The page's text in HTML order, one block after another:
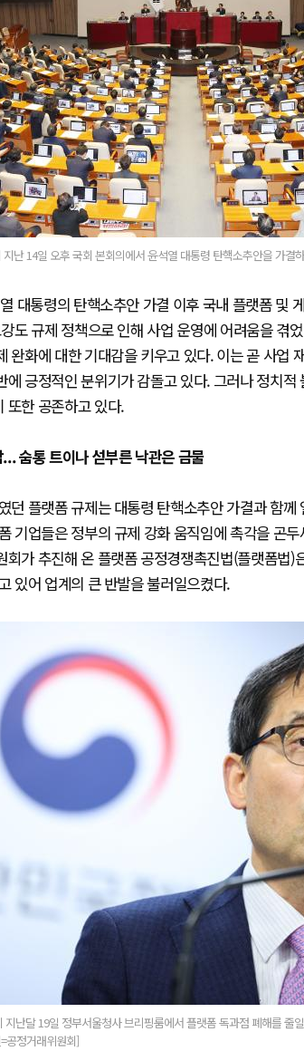
난 14일 오후 국회 본회의에서 윤석열 대통령 탄핵소추안을 가결
대통령의 탄핵소추안 가결 이후 국내 플랫폼 및
도 규제 정책으로 인해 사업 운영에 어려움을 겪
완화에 대한 기대감을 키우고 있다. 이는 곧 사업
긍정적인 분위기가 감돌고 있다. 그러나 정치
또한 공존하고 있다.
숨통 트이나 섣부른 낙관은 금물
던 플랫폼 규제는 대통령 탄핵소추안 가결과 함
기업들은 정부의 규제 강화 움직임에 촉각을 곤
가 추진해 온 플랫폼 공정경쟁촉진법(플랫폼법
있어 업계의 큰 반발을 불러일으켰다.
난달 19일 정부서울청사 브리핑룸에서 플랫폼 독과점 폐해를 줄
공정거래위원회]